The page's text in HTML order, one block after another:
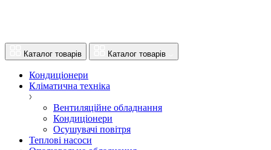
Каталог товарів Каталог товарів
Кондиціонери
Кліматична техніка
Вентиляційне обладнання
Кондиціонери
Осушувачі повітря
Теплові насоси